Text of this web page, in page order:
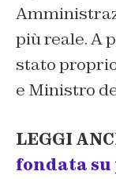
più reale. A
stato
e Ministro
LEGGI
fondata